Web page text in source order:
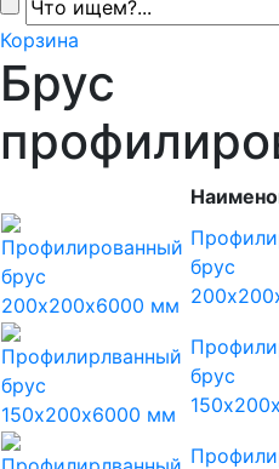
Корзина
Брус
брус
брус